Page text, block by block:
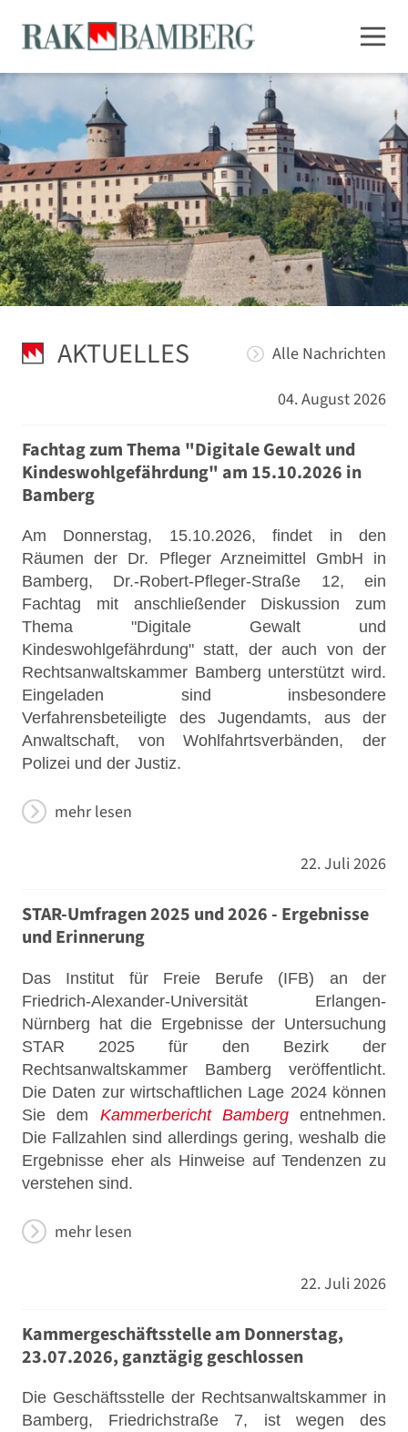
AKTUELLES
Alle Nachrichten
04. August 2026
Fachtag zum Thema "Digitale Gewalt und
Kindeswohlgefährdung" am 15.10.2026 in
Bamberg
Am Donnerstag, 15.10.2026, findet in den
Räumen der Dr. Pfleger Arzneimittel GmbH in
Bamberg, Dr.-Robert-Pfleger-Straße 12, ein
Fachtag mit anschließender Diskussion zum
Thema "Digitale Gewalt und
Kindeswohlgefährdung" statt, der auch von der
Rechtsanwaltskammer Bamberg unterstützt wird.
Eingeladen sind insbesondere
Verfahrensbeteiligte des Jugendamts, aus der
Anwaltschaft, von Wohlfahrtsverbänden, der
Polizei und der Justiz.
mehr lesen
22. Juli 2026
STAR-Umfragen 2025 und 2026 - Ergebnisse
und Erinnerung
Das Institut für Freie Berufe (IFB) an der
Friedrich-Alexander-Universität Erlangen-
Nürnberg hat die Ergebnisse der Untersuchung
STAR 2025 für den Bezirk der
Rechtsanwaltskammer Bamberg veröffentlicht.
Die Daten zur wirtschaftlichen Lage 2024 können
Sie dem Kammerbericht Bambergentnehmen.
Die Fallzahlen sind allerdings gering, weshalb die
Ergebnisse eher als Hinweise auf Tendenzen zu
verstehen sind.
mehr lesen
22. Juli 2026
Kammergeschäftsstelle am Donnerstag,
23.07.2026, ganztägig geschlossen
Die Geschäftsstelle der Rechtsanwaltskammer in
Bamberg, Friedrichstraße 7, ist wegen des